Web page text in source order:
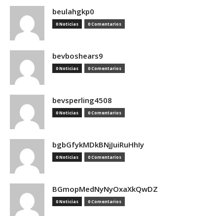
beulahgkp0
0 Noticias 0 Comentarios
bevboshears9
0 Noticias 0 Comentarios
bevsperling4508
0 Noticias 0 Comentarios
bgbGfykMDkBNjJuiRuHhIy
0 Noticias 0 Comentarios
BGmopMedNyNyOxaXkQwDZ
0 Noticias 0 Comentarios